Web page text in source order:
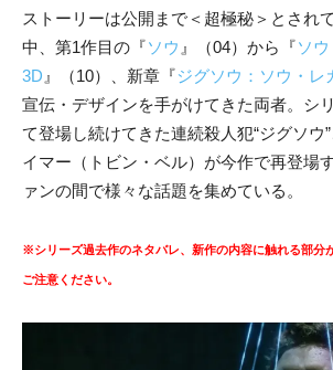
ストーリーは公開まで＜超極秘＞とされ
中、第1作目の『ソウ 』（04）から『ソ
3D 』（10）、 新章『ジグソウ：ソウ・レ
宣伝・デザインを手がけてきた両者。シ
て登場し続けてきた連続殺人犯“ジグソウ
イマー（トビン・ベル）が今作で再登場
ァンの間で様々な話題を集めている。
※シリーズ過去作のネタバレ、新作の内容に触れる部分
ご注意ください。